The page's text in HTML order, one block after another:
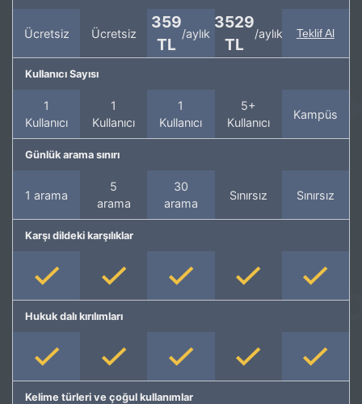
Ücretsiz Ücretsiz
359
TL
/aylık
3529
TL
/aylık Teklif Al
Kullanıcı Sayısı
1
Kullanıcı
1
Kullanıcı
1
Kullanıcı
5+
Kullanıcı
Kampüs
Günlük arama sınırı
1 arama
5
arama
30
arama
Sınırsız Sınırsız
Karşı dildeki karşılıklar
Hukuk dalı kırılımları
Kelime türleri ve çoğul kullanımlar